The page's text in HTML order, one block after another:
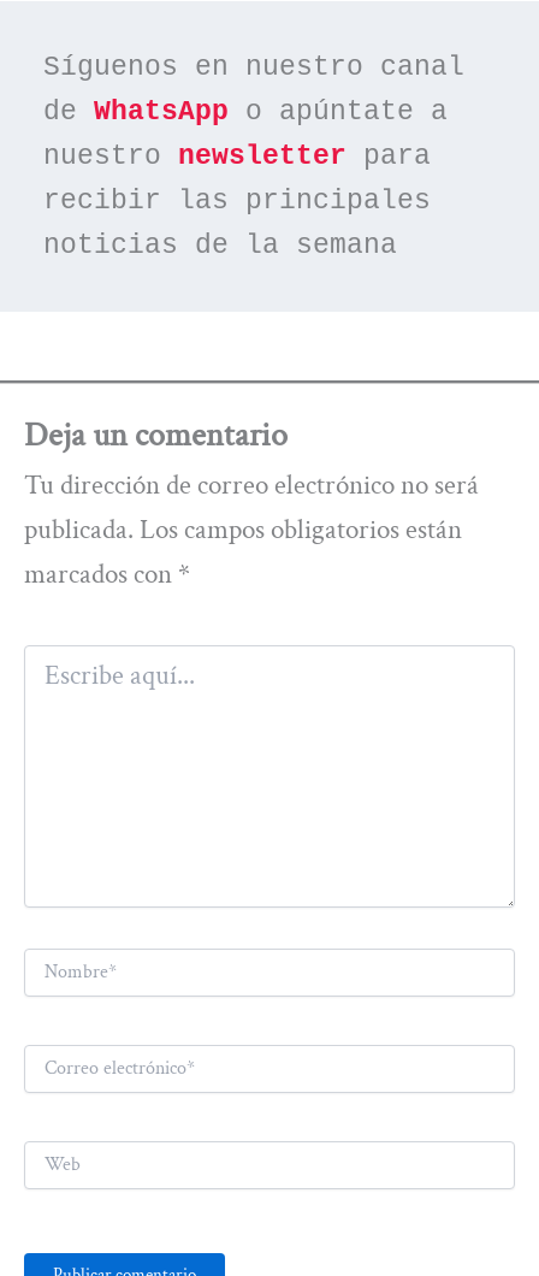
Síguenos en nuestro canal
de WhatsApp o apúntate a
nuestro newsletter para
recibir las principales
noticias de la semana
Deja un comentario
Tu dirección de correo electrónico no será
publicada. Los campos obligatorios están
marcados con *
Escribe
aquí...
Nombre*
Correo
electrónico*
Web